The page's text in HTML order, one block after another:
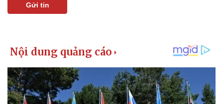
Khởi nghiệp
Chứng khoán
Giá cà phê
Gửi tin